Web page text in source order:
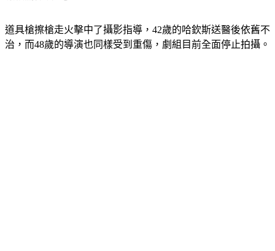
道具槍擦槍走火擊中了攝影指導，42歲的哈欽斯送醫後依舊不